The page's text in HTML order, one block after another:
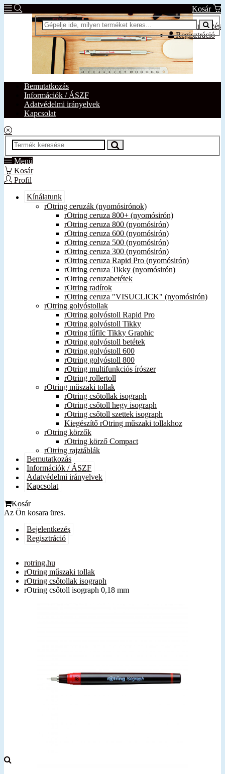
Kosár
Bejelentkezés
Regisztráció
Bemutatkozás
Információk / ÁSZF
Adatvédelmi irányelvek
Kapcsolat
Menü
Kosár
Profil
Kínálatunk
rOtring ceruzák (nyomósirónok)
rOtring ceruza 800+ (nyomósirón)
rOtring ceruza 800 (nyomósirón)
rOtring ceruza 600 (nyomósirón)
rOtring ceruza 500 (nyomósirón)
rOtring ceruza 300 (nyomósirón)
rOtring ceruza Rapid Pro (nyomósirón)
rOtring ceruza Tikky (nyomósirón)
rOtring ceruzabetétek
rOtring radírok
rOtring ceruza "VISUCLICK" (nyomósirón)
rOtring golyóstollak
rOtring golyóstoll Rapid Pro
rOtring golyóstoll Tikky
rOtring tűfilc Tikky Graphic
rOtring golyóstoll betétek
rOtring golyóstoll 600
rOtring golyóstoll 800
rOtring multifunkciós írószer
rOtring rollertoll
rOtring műszaki tollak
rOtring csőtollak isograph
rOtring csőtoll hegy isograph
rOtring csőtoll szettek isograph
Kiegészítő rOtring műszaki tollakhoz
rOtring körzők
rOtring körző Compact
rOtring rajztáblák
Bemutatkozás
Információk / ÁSZF
Adatvédelmi irányelvek
Kapcsolat
Kosár
Az Ön kosara üres.
Bejelentkezés
Regisztráció
rotring.hu
rOtring műszaki tollak
rOtring csőtollak isograph
rOtring csőtoll isograph 0,18 mm